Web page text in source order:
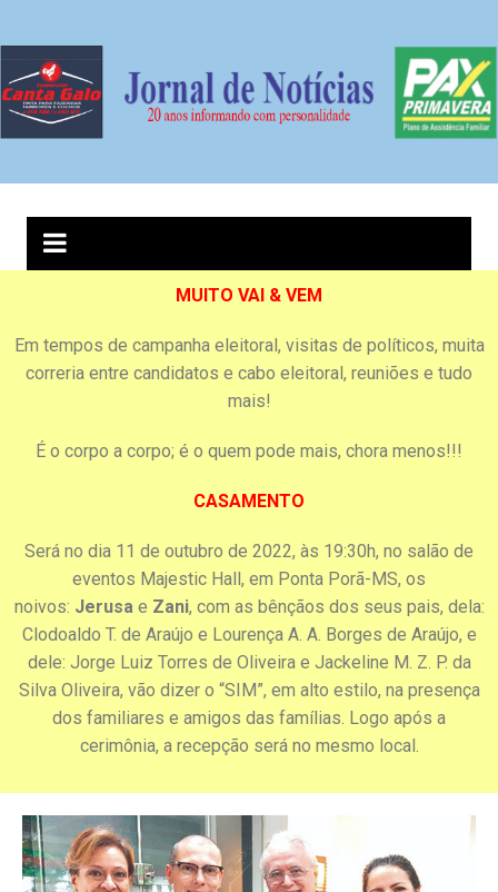
MUITO VAI & VEM
Em tempos de campanha eleitoral, visitas de políticos, muita
correria entre candidatos e cabo eleitoral, reuniões e tudo
mais!
É o corpo a corpo; é o quem pode mais, chora menos!!!
CASAMENTO
Será no dia 11 de outubro de 2022, às 19:30h, no salão de
eventos Majestic Hall, em Ponta Porã-MS, os
noivos: Jerusae Zani, com as bênçãos dos seus pais, dela:
Clodoaldo T. de Araújo e Lourença A. A. Borges de Araújo, e
dele: Jorge Luiz Torres de Oliveira e Jackeline M. Z. P. da
Silva Oliveira, vão dizer o “SIM”, em alto estilo, na presença
dos familiares e amigos das famílias. Logo após a
cerimônia, a recepção será no mesmo local.